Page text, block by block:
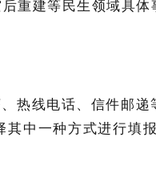
重建等民生领域具
热线电话、信件邮递
中一种方式进行填